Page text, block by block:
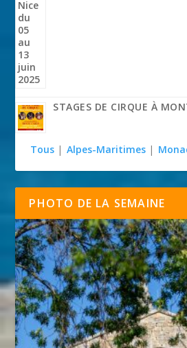
STAGES DE CIRQUE À
Tous | Alpes-Maritimes |
PHOTO DE LA SEMAINE